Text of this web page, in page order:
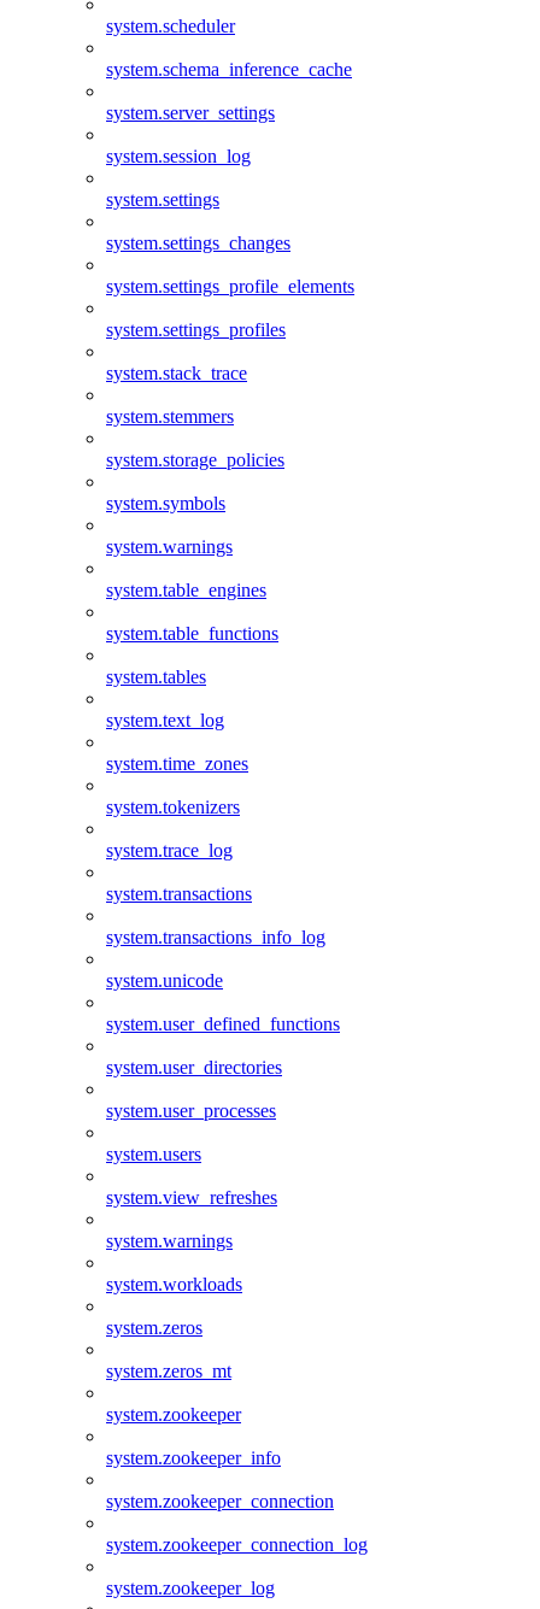
system.scheduler
system.schema_inference_cache
system.server_settings
system.session_log
system.settings
system.settings_changes
system.settings_profile_elements
system.settings_profiles
system.stack_trace
system.stemmers
system.storage_policies
system.symbols
system.warnings
system.table_engines
system.table_functions
system.tables
system.text_log
system.time_zones
system.tokenizers
system.trace_log
system.transactions
system.transactions_info_log
system.unicode
system.user_defined_functions
system.user_directories
system.user_processes
system.users
system.view_refreshes
system.warnings
system.workloads
system.zeros
system.zeros_mt
system.zookeeper
system.zookeeper_info
system.zookeeper_connection
system.zookeeper_connection_log
system.zookeeper_log